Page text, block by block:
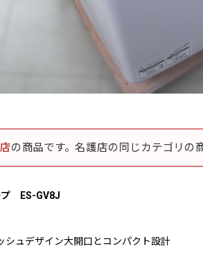
の商品です。名護店の同じカテゴリの
ES-GV8J
シュデザイン大開口とコンパクト設計